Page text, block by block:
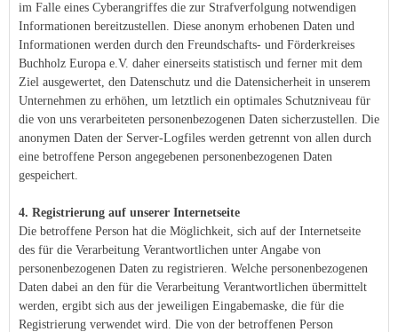
im Falle eines Cyberangriffes die zur Strafverfolgung notwendigen
Informationen bereitzustellen. Diese anonym erhobenen Daten und
Informationen werden durch den Freundschafts- und Förderkreises
Buchholz Europa e.V. daher einerseits statistisch und ferner mit dem
Ziel ausgewertet, den Datenschutz und die Datensicherheit in unserem
Unternehmen zu erhöhen, um letztlich ein optimales Schutzniveau für
die von uns verarbeiteten personenbezogenen Daten sicherzustellen. Die
anonymen Daten der Server-Logfiles werden getrennt von allen durch
eine betroffene Person angegebenen personenbezogenen Daten
gespeichert.
4. Registrierung auf unserer Internetseite
Die betroffene Person hat die Möglichkeit, sich auf der Internetseite
des für die Verarbeitung Verantwortlichen unter Angabe von
personenbezogenen Daten zu registrieren. Welche personenbezogenen
Daten dabei an den für die Verarbeitung Verantwortlichen übermittelt
werden, ergibt sich aus der jeweiligen Eingabemaske, die für die
Registrierung verwendet wird. Die von der betroffenen Person